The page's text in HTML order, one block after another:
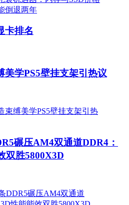
卡排名
美学PS5壁挂支架引热议
碾压AM4双通道DDR4：
双胜5800X3D